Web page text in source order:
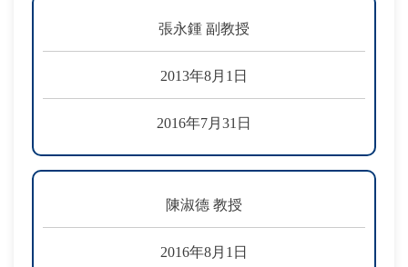
張永鍾 副教授
2013年8月1日
2016年7月31日
陳淑德 教授
2016年8月1日